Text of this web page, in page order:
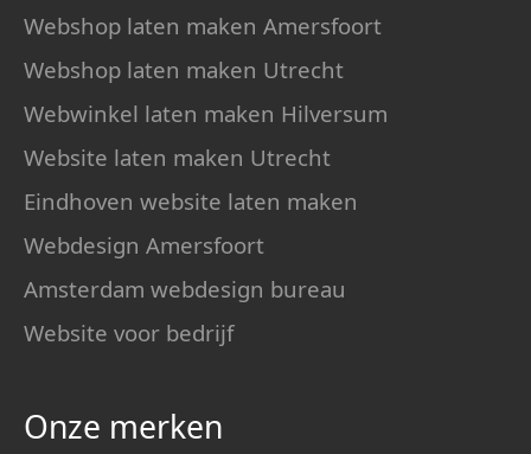
Webshop laten maken Amersfoort
Webshop laten maken Utrecht
Webwinkel laten maken Hilversum
Website laten maken Utrecht
Eindhoven website laten maken
Webdesign Amersfoort
Amsterdam webdesign bureau
Website voor bedrijf
Onze merken